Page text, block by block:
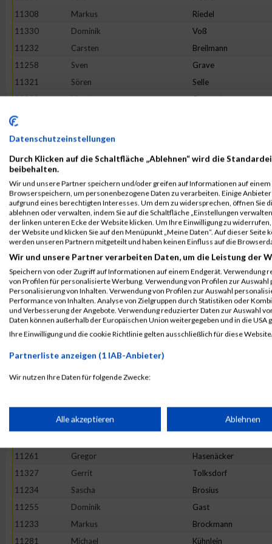
11308
Markus Riedel
11330
Dominik Voß
11232
Carsten Breilmann
11258
Sven Grave
11321
Sören Selle
11212
Martin Oettmeier
11268
11220
11269
Oliver Jankowski
11342
Roman Zielinski
11273
Daniel Kasper
11246
Noah Diederichs
11300
Moritz Peschke
11279
Ulrich Krämer
11244
Carsten Diederichs
11331
Dennis Wagener
11303
Lars Rademacher
11297
Michael Nowara
11221
Frank
11257
Felix Glück
Julian
11261
Gregor Hasenäcker
11327
Gerrit Tolksdorf
11234
Sascha Brosius
11255
Dominik Gast
11233
Markus Brockmann
11281
Michael Kühnlein
Datenschutzeinstellungen
Durch Klicken auf die Schaltfläche „Ablehnen“ wird die
beibehalten.
Wir und unsere Partner speichern und/oder greifen auf Informationen auf einem
Browserspeichern, um personenbezogene Daten zu verarbeiten. Einige
aufgrund eines berechtigten Interesses. Um dem zu widersprechen, öffnen Sie
ablehnen oder verwalten, indem Sie auf die Schaltfläche „Einstellungen
der linken unteren Ecke der Website klicken. Um Ihre Einwilligung zu
der Website und klicken Sie auf den Menüpunkt „Meine Daten“. Auf dieser
werden unseren Partnern mitgeteilt und haben keinen Einfluss auf die
Wir und unsere Partner verarbeiten Daten, um die Leistung der
Speichern von oder Zugriff auf Informationen auf einem Endgerät. Verwendung
von Profilen für personalisierte Werbung. Verwendung von Profilen zur
Personalisierung von Inhalten. Verwendung von Profilen zur Auswahl
Performance von Inhalten. Analyse von Zielgruppen durch Statistiken oder
und Verbesserung der Angebote. Verwendung reduzierter Daten zur Auswahl
Daten können außerhalb der Europäischen Union weitergegeben und in die USA
Ihre Einwilligung und die cookie Richtlinie gelten ausschließlich für diese
Partnerliste anzeigen (1 IAB-Anbieter)
Wir nutzen Ihre Daten für folgende Zwecke:
Speichern von oder Zugriff auf Informationen auf einem
Verwendung reduzierter Daten zur Auswahl von Werbeanzeigen
Erstellung von Profilen für personalisierte Werbung
Verwendung von Profilen zur Auswahl personalisierter Werbung
Alle akzeptieren Ablehnen